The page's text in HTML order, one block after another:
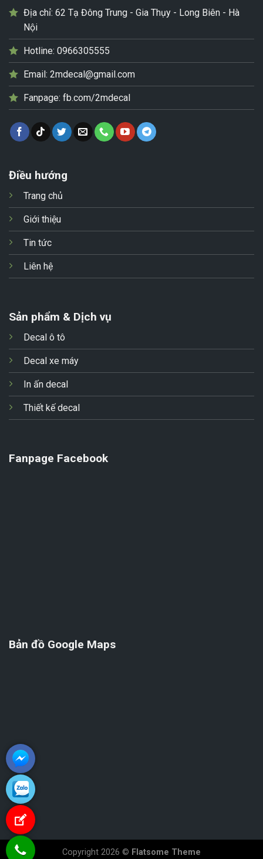
Địa chỉ: 62 Tạ Đông Trung - Gia Thụy - Long Biên - Hà
Nội
Hotline: 0966305555
Email: 2mdecal@gmail.com
Fanpage: fb.com/2mdecal
Điều hướng
Trang chủ
Giới thiệu
Tin tức
Liên hệ
Sản phẩm & Dịch vụ
Decal ô tô
Decal xe máy
In ấn decal
Thiết kế decal
Fanpage Facebook
Bản đồ Google Maps
Copyright 2026 © Flatsome Theme